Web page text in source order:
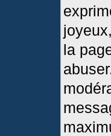
la